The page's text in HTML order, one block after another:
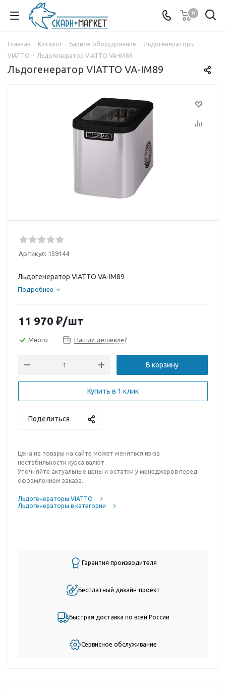
0
Главная - Каталог - Барное оборудование - Льдогенераторы -
VIATTO - Льдогенератор VIATTO VA-IM89
Льдогенератор VIATTO VA-IM89
Артикул: 159144
Льдогенератор VIATTO VA-IM89
Подробнее
11 970 ₽/шт
Много Нашли дешевле?
В корзину
Купить в 1 клик
Поделиться
Цена на товары на сайте может меняться из-за
нестабильности курса валют.
Уточняйте актуальные цены и остатки у менеджеров перед
оформлением заказа.
Льдогенераторы VIATTO
Льдогенераторы в категории
Гарантия производителя
Бесплатный дизайн-проект
Быстрая доставка по всей России
Сервисное обслуживание